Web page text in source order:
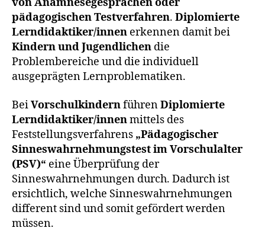
pädagogischen Testverfahren. Diplomierte
Lerndidaktiker/innen erkennen damit bei
Kindern und Jugendlichen die
Problembereiche und die individuell
ausgeprägten Lernproblematiken.
BeiVorschulkindernführenDiplomierte
Lerndidaktiker/innenmittels des
Feststellungsverfahrens „Pädagogischer
Sinneswahrnehmungstest im Vorschulalter
(PSV)“ eine Überprüfung der
Sinneswahrnehmungen durch. Dadurch ist
ersichtlich, welche Sinneswahrnehmungen
different sind und somit gefördert werden
müssen.